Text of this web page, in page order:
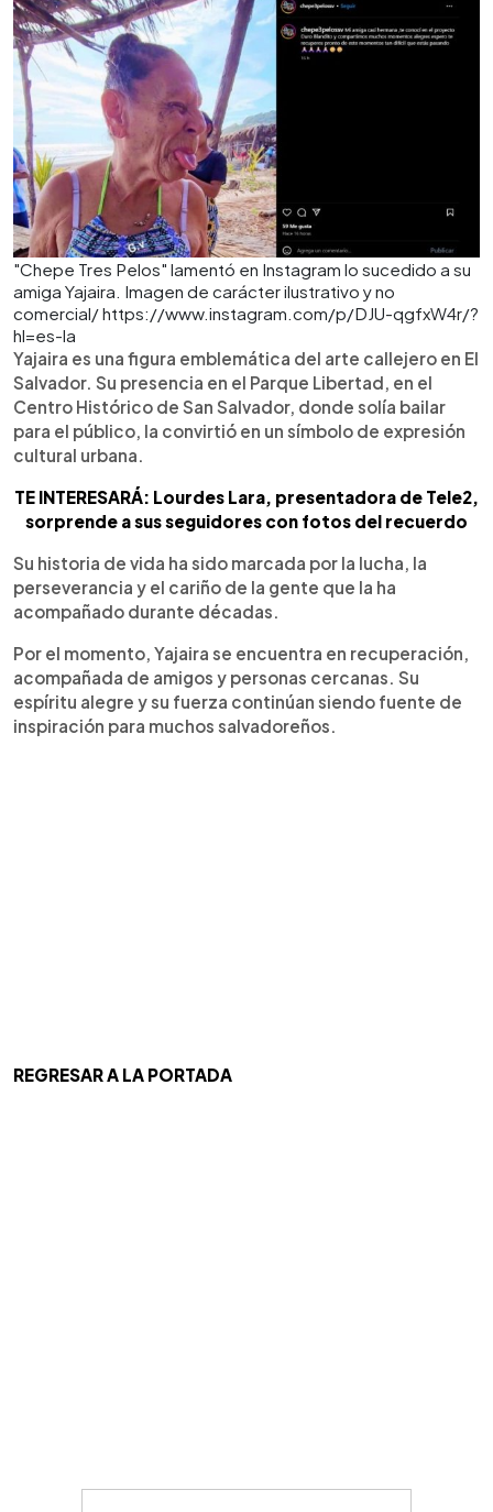
"Chepe Tres Pelos" lamentó en Instagram lo sucedido a su
amiga Yajaira. Imagen de carácter ilustrativo y no
comercial/ https://www.instagram.com/p/DJU-qgfxW4r/?
hl=es-la
Yajaira es una figura emblemática del arte callejero en El
Salvador. Su presencia en el Parque Libertad, en el
Centro Histórico de San Salvador, donde solía bailar
para el público, la convirtió en un símbolo de expresión
cultural urbana.
TE INTERESARÁ: Lourdes Lara, presentadora de Tele2,
sorprende a sus seguidores con fotos del recuerdo
Su historia de vida ha sido marcada por la lucha, la
perseverancia y el cariño de la gente que la ha
acompañado durante décadas.
Por el momento, Yajaira se encuentra en recuperación,
acompañada de amigos y personas cercanas. Su
espíritu alegre y su fuerza continúan siendo fuente de
inspiración para muchos salvadoreños.
REGRESAR A LA PORTADA